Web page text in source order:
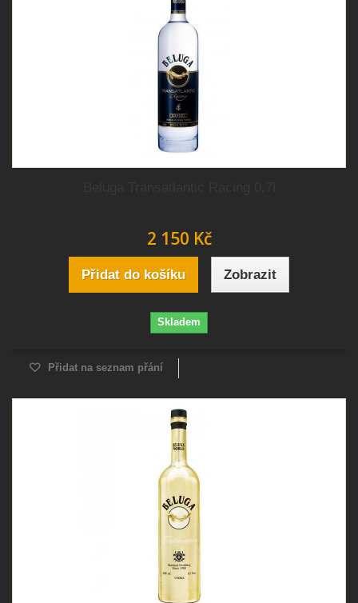
2 150 Kč
Přidat do košíku Zobrazit
Skladem
Přidat na seznam přání